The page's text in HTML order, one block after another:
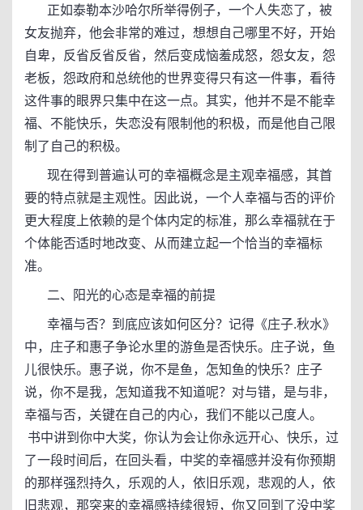
正如泰勒本沙哈尔所举得例子，一个人失恋了，被
女友抛弃，他会非常的难过，想想自己哪里不好，开始
自卑，反省反省反省，然后变成恼羞成怒，怨女友，怨
老板，怨政府和总统他的世界变得只有这一件事，看待
这件事的眼界只集中在这一点。其实，他并不是不能幸
福、不能快乐，失恋没有限制他的积极，而是他自己限
制了自己的积极。
现在得到普遍认可的幸福概念是主观幸福感，其首
要的特点就是主观性。因此说，一个人幸福与否的评价
更大程度上依赖的是个体内定的标准，那么幸福就在于
个体能否适时地改变、从而建立起一个恰当的幸福标
准。
二、阳光的心态是幸福的前提
幸福与否？到底应该如何区分？记得《庄子.秋水》
中，庄子和惠子争论水里的游鱼是否快乐。庄子说，鱼
儿很快乐。惠子说，你不是鱼，怎知鱼的快乐？庄子
说，你不是我，怎知道我不知道呢？对与错，是与非，
幸福与否，关键在自己的内心，我们不能以己度人。
书中讲到你中大奖，你认为会让你永远开心、快乐，过
了一段时间后，在回头看，中奖的幸福感并没有你预期
的那样强烈持久，乐观的人，依旧乐观，悲观的人，依
旧悲观，那突来的幸福感持续很短，你又回到了没中奖